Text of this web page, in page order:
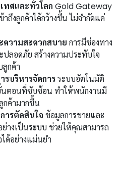
ทศและทั่วโลก Gold Gateway
ถึงลูกค้าได้กว้างขึ้น ไม่จำกัดแค่
ความสะดวกสบาย การมีช่องทาง
ลอดภัย สร้างความประทับใจ
กค้า
บริหารจัดการระบบอัตโนมัติ
นตอนที่ซับซ้อน ทำให้พนักงานมี
กค้ามากขึ้น
ารตัดสินใจ ข้อมูลการขายและ
างเป็นระบบ ช่วยให้คุณสามารถ
ด้อย่างแม่นยำ